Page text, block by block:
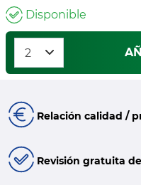
Disponible
Relación calidad /
Revisión gratuita